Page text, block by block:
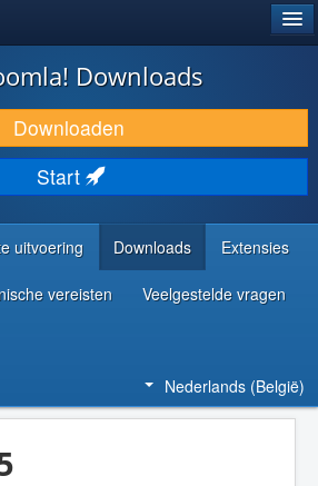
Downloads
Downloaden
Start
uitvoering Downloads Extensies
vereisten Veelgestelde vragen
Nederlands (België)